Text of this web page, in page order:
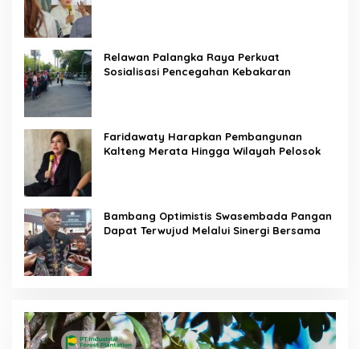
Relawan Palangka Raya Perkuat
Sosialisasi Pencegahan Kebakaran
Faridawaty Harapkan Pembangunan
Kalteng Merata Hingga Wilayah Pelosok
Bambang Optimistis Swasembada Pangan
Dapat Terwujud Melalui Sinergi Bersama